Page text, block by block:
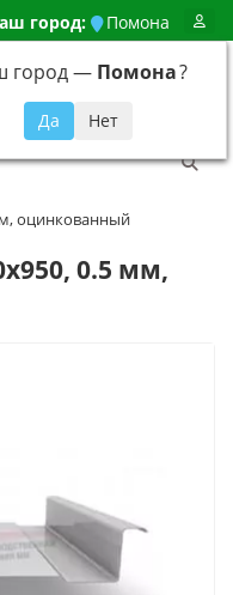
город: Помона
город — Помона?
оцинкованный
0.5 мм,